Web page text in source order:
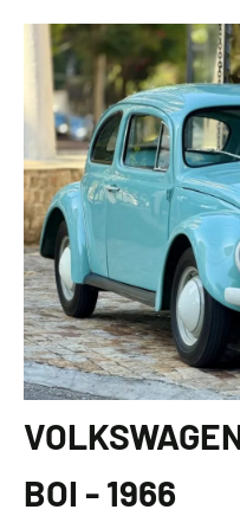
BOI - 1966